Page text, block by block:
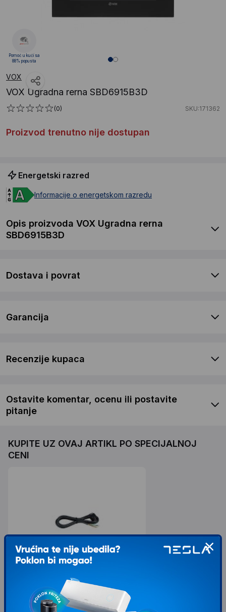
VOX
VOX Ugradna rerna SBD6915B3D
(0) SKU:171362
Proizvod trenutno nije dostupan
Energetski razred
Informacije o energetskom razredu
Pomoć u kući sa
88% popusta
Opis proizvoda VOX Ugradna rerna
SBD6915B3D
Dostava i povrat
Garancija
Recenzije kupaca
Ostavite komentar, ocenu ili postavite
pitanje
KUPITE UZ OVAJ ARTIKL PO SPECIJALNOJ
CENI
COMMEL Priključni Kabl 16A 250V 3500W
3m Bulk H05RR-F 3G2,5 C0639M
1.399,00
1.999,00